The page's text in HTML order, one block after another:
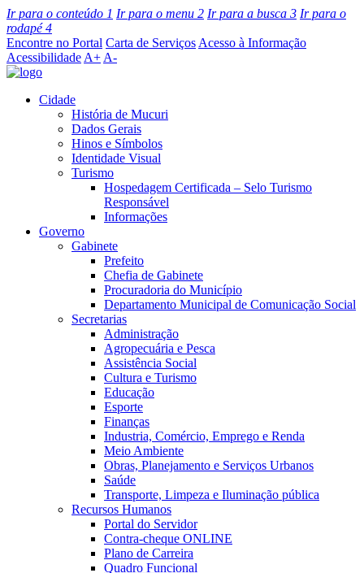
Ir para o conteúdo 1 Ir para o menu 2 Ir para a busca 3 Ir para o
rodapé4
Encontre no Portal Carta de Serviços Acesso à Informação
Acessibilidade A+ A-
Cidade
História de Mucuri
Dados Gerais
Hinos e Símbolos
Identidade Visual
Turismo
Hospedagem Certificada – Selo Turismo
Responsável
Informações
Governo
Gabinete
Prefeito
Chefia de Gabinete
Procuradoria do Município
Departamento Municipal de Comunicação Social
Secretarias
Administração
Agropecuária e Pesca
Assistência Social
Cultura e Turismo
Educação
Esporte
Finanças
Industria, Comércio, Emprego e Renda
Meio Ambiente
Obras, Planejamento e Serviços Urbanos
Saúde
Transporte, Limpeza e Iluminação pública
Recursos Humanos
Portal do Servidor
Contra-cheque ONLINE
Plano de Carreira
Quadro Funcional